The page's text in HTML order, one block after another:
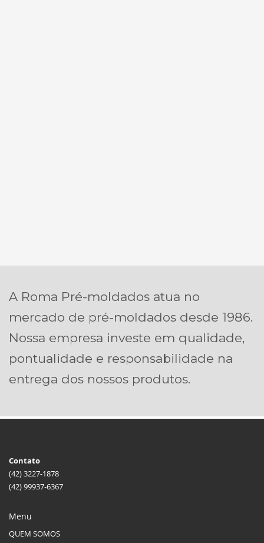
A Roma Pré-moldados atua no
mercado de pré-moldados desde 1986.
Nossa empresa investe em qualidade,
pontualidade e responsabilidade na
entrega dos nossos produtos.
Contato
(42) 3227-1878
(42) 99937-6367
Menu
QUEM SOMOS